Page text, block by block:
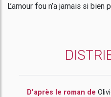
L’amour fou n’a jamais si bien
D'après le roman de